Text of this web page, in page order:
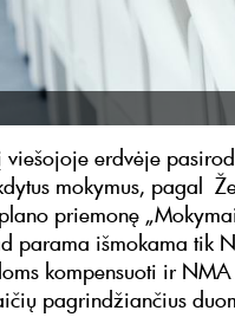
viešojoje erdvėje
mokymus, pagal
priemonę
parama išmokama tik
kompensuoti ir
pagrindžiančius